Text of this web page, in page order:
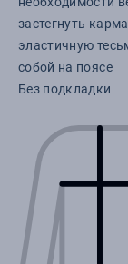
застегнуть
эластичную
собой на поясе
Без подкладки